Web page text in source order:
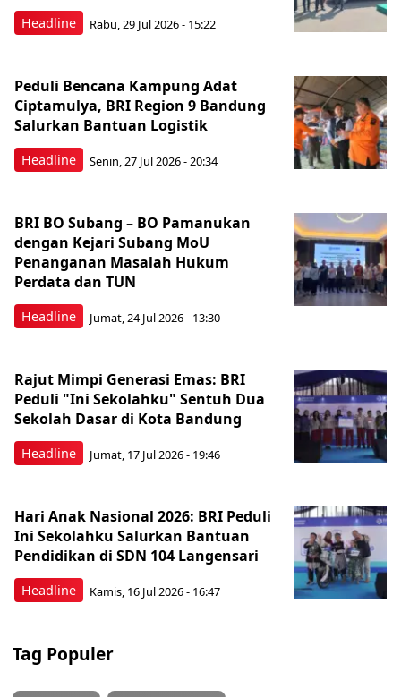
Headline Rabu, 29 Jul 2026 - 15:22
Headline
Peduli Bencana Kampung Adat
Ciptamulya, BRI Region 9 Bandung
Salurkan Bantuan Logistik
Senin, 27 Jul 2026 - 20:34
Headline
BRI BO Subang – BO Pamanukan
dengan Kejari Subang MoU
Penanganan Masalah Hukum
Perdata dan TUN
Jumat, 24 Jul 2026 - 13:30
Headline
Rajut Mimpi Generasi Emas: BRI
Peduli "Ini Sekolahku" Sentuh Dua
Sekolah Dasar di Kota Bandung
Jumat, 17 Jul 2026 - 19:46
Headline
Hari Anak Nasional 2026: BRI Peduli
Ini Sekolahku Salurkan Bantuan
Pendidikan di SDN 104 Langensari
Kamis, 16 Jul 2026 - 16:47
Tag Populer